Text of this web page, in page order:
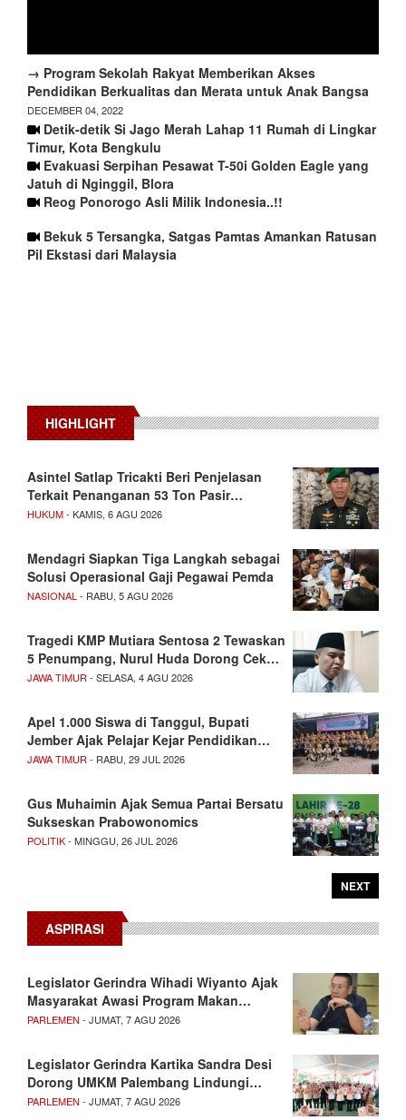
→ Program Sekolah Rakyat Memberikan Akses
Pendidikan Berkualitas dan Merata untuk Anak Bangsa
DECEMBER 04, 2022
Detik-detik Si Jago Merah Lahap 11 Rumah di Lingkar
Timur, Kota Bengkulu
Evakuasi Serpihan Pesawat T-50i Golden Eagle yang
Jatuh di Nginggil, Blora
Reog Ponorogo Asli Milik Indonesia..!!
Bekuk 5 Tersangka, Satgas Pamtas Amankan Ratusan
Pil Ekstasi dari Malaysia
HIGHLIGHT
Asintel Satlap Tricakti Beri Penjelasan
Terkait Penanganan 53 Ton Pasir…
HUKUM- KAMIS, 6 AGU 2026
Mendagri Siapkan Tiga Langkah sebagai
Solusi Operasional Gaji Pegawai Pemda
NASIONAL - RABU, 5 AGU 2026
Tragedi KMP Mutiara Sentosa 2 Tewaskan
5 Penumpang, Nurul Huda Dorong Cek…
JAWA TIMUR - SELASA, 4 AGU 2026
Apel 1.000 Siswa di Tanggul, Bupati
Jember Ajak Pelajar Kejar Pendidikan…
JAWA TIMUR - RABU, 29 JUL 2026
Gus Muhaimin Ajak Semua Partai Bersatu
Sukseskan Prabowonomics
POLITIK- MINGGU, 26 JUL 2026
NEXT
ASPIRASI
Legislator Gerindra Wihadi Wiyanto Ajak
Masyarakat Awasi Program Makan…
PARLEMEN - JUMAT, 7 AGU 2026
Legislator Gerindra Kartika Sandra Desi
Dorong UMKM Palembang Lindungi…
PARLEMEN - JUMAT, 7 AGU 2026